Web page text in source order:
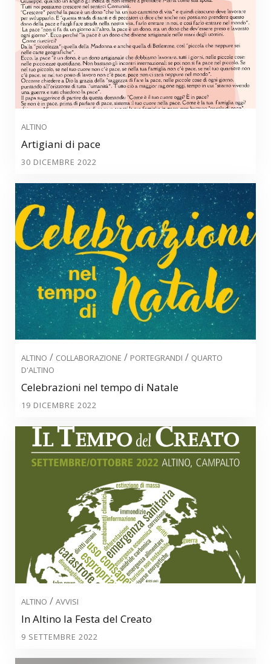
ALTINO
Artigiani di pace
30 DICEMBRE 2022
ALTINO / COLLABORAZIONE / PORTEGRANDI / QUARTO
D'ALTINO
Celebrazioni nel tempo di Natale
19 DICEMBRE 2022
ALTINO / AVVISI
In Altino la Festa del Creato
9 SETTEMBRE 2022